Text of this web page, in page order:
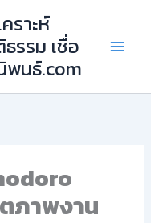
ราะห์
รรม เชื่อ
พนธ์.com
ภาพงาน